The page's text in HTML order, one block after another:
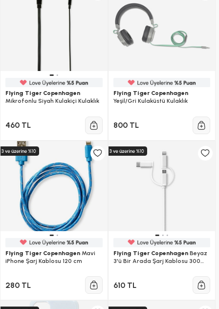
Flying Tiger Copenhagen
Mikrofonlu Siyah Kulakiçi Kulaklık
460 TL
Flying Tiger Copenhagen
Yeşil/Gri Kulaküstü Kulaklık
800 TL
Flying Tiger Copenhagen Mavi
iPhone Şarj Kablosu 120 cm
280 TL
Flying Tiger CopenhagenBeyaz
3'ü Bir Arada Şarj Kablosu 300
610 TL